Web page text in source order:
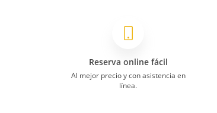
Reserva online fácil
Al mejor precio y con asistencia en
línea.